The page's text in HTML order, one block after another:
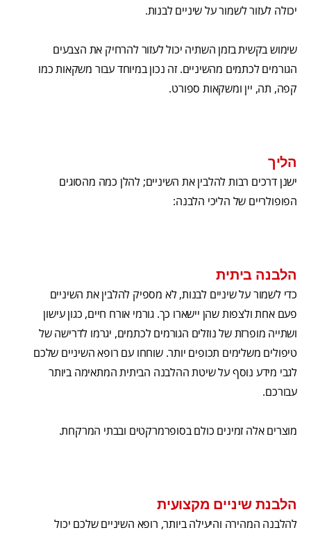
יכולה לעזור לשמור על שיניים לבנות.
שימוש בקשית בזמן השתיה יכול לעזור להרחיק את הצבעים
הגורמים לכתמים מהשיניים. זה נכון במיוחד עבור משקאות כמו
קפה, תה, יין ומשקאות ספורט.
הליך
ישנן דרכים רבות להלבין את השיניים; להלן כמה מהסוגים
הפופולריים של הליכי הלבנה:
הלבנה ביתית
כדי לשמור על שיניים לבנות, לא מספיק להלבין את השיניים
פעם אחת ולצפות שהן יישארו כך. גורמי אורח חיים, כגון עישון
ושתייה מופרזת של נוזלים הגורמים לכתמים, יגרמו לדרישה של
טיפולים משלימים תכופים יותר. שוחחו עם רופא השיניים שלכם
לגבי מידע נוסף על שיטת ההלבנה הביתית המתאימה ביותר
עבורכם.
מוצרים אלה זמינים כולם בסופרמרקטים ובבתי המרקחת.
הלבנת שיניים מקצועית
להלבנה המהירה והיעילה ביותר, רופא השיניים שלכם יכול